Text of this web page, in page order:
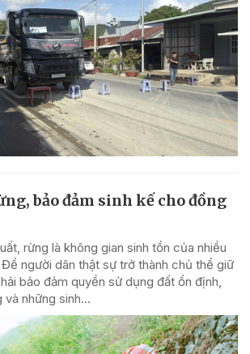
bảo đảm sinh kế cho đồng
rừng là không gian sinh tồn của nhiều
người dân thật sự trở thành chủ thể giữ
bảo đảm quyền sử dụng đất ổn định,
những sinh...